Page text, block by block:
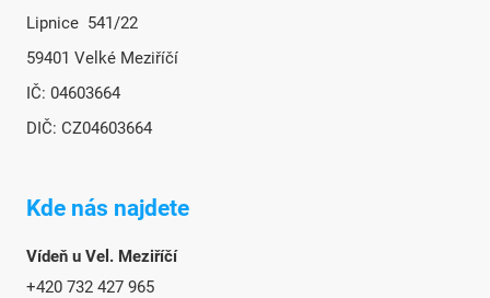
Lipnice 541/22
59401 Velké Meziříčí
IČ: 04603664
DIČ: CZ04603664
Kde nás najdete
Vídeň u Vel. Meziříčí
+420 732 427 965